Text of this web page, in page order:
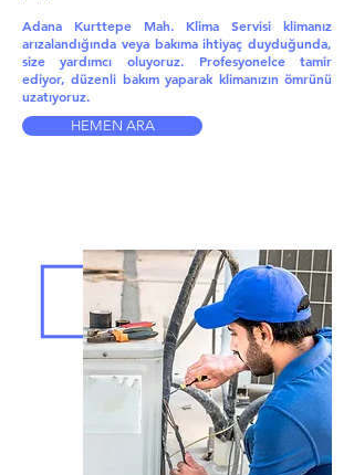
Adana Kurttepe Mah. Klima Servisi klimanız
arızalandığında veya bakıma ihtiyaç duyduğunda,
size yardımcı oluyoruz. Profesyonelce tamir
ediyor, düzenli bakım yaparak klimanızın ömrünü
uzatıyoruz.
HEMEN ARA